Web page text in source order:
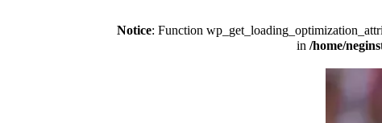
Notice: Function
/home/